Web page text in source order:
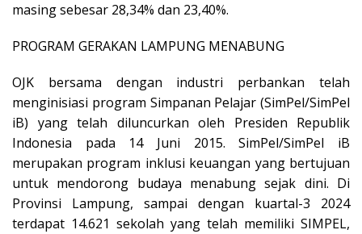
masing sebesar 28,34% dan 23,40%.
PROGRAM GERAKAN LAMPUNG MENABUNG
OJK bersama dengan industri perbankan telah
menginisiasi program Simpanan Pelajar (SimPel/SimPel
iB) yang telah diluncurkan oleh Presiden Republik
Indonesia pada 14 Juni 2015. SimPel/SimPel iB
merupakan program inklusi keuangan yang bertujuan
untuk mendorong budaya menabung sejak dini. Di
Provinsi Lampung, sampai dengan kuartal-3 2024
terdapat 14.621 sekolah yang telah memiliki SIMPEL,